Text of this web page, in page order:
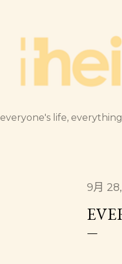
everyone's life,
9月